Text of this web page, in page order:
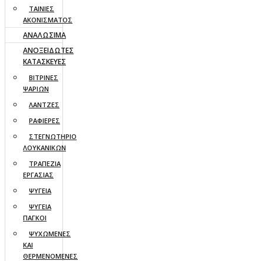
ΤΑΙΝΙΕΣ
ΑΚΟΝΙΣΜΑΤΟΣ
ΑΝΑΛΩΣΙΜΑ
ΑΝΟΞΕΙΔΩΤΕΣ
ΚΑΤΑΣΚΕΥΕΣ
ΒΙΤΡΙΝΕΣ
ΨΑΡΙΩΝ
ΛΑΝΤΖΕΣ
ΡΑΦΙΕΡΕΣ
ΣΤΕΓΝΩΤΗΡΙΟ
ΛΟΥΚΑΝΙΚΩΝ
ΤΡΑΠΕΖΙΑ
ΕΡΓΑΣΙΑΣ
ΨΥΓΕΙΑ
ΨΥΓΕΙΑ
ΠΑΓΚΟΙ
ΨΥΧΩΜΕΝΕΣ
ΚΑΙ
ΘΕΡΜΕΝΟΜΕΝΕΣ